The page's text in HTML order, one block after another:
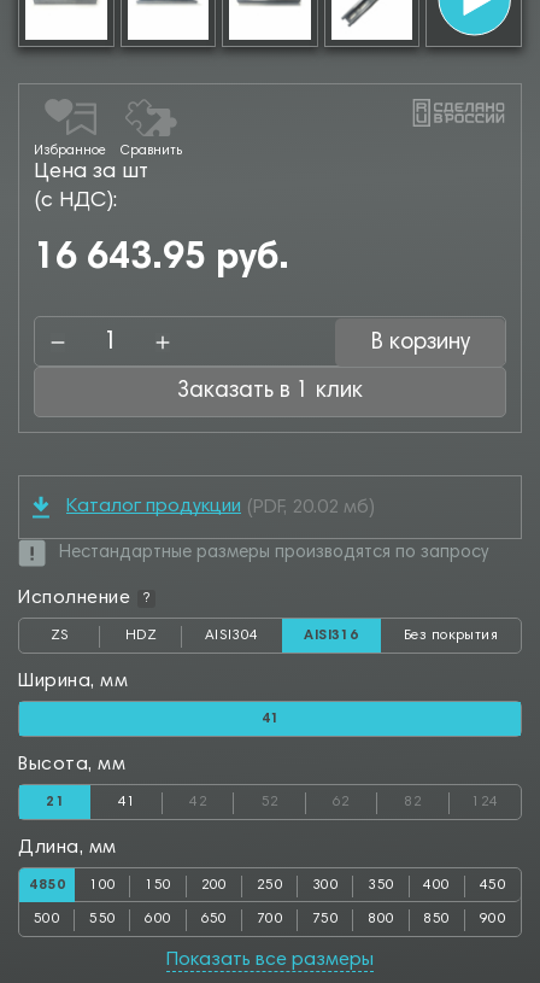
Избранное Сравнить
Цена за шт
(с НДС):
16 643.95 руб.
В корзину
Заказать в 1 клик
Каталог продукции (PDF, 20.02 мб)
Нестандартные размеры производятся по запросу
Исполнение ?
ZS HDZ AISI304 AISI316 Без покрытия
Ширина, мм
41
Высота, мм
21 41 42 52 62 82 124
Длина, мм
4850 100 150 200 250 300 350 400 450
500 550 600 650 700 750 800 850 900
1050 1100 1150 1200 1250
Показать все размеры